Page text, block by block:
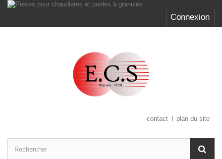
Connexion
contact plan du site